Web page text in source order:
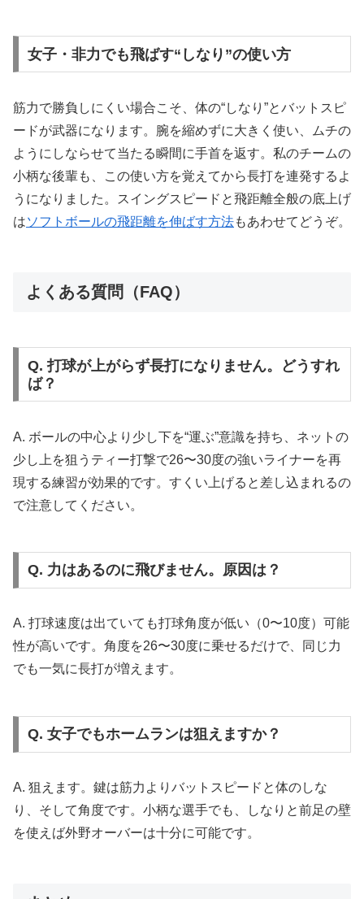
女子・非力でも飛ばす“しなり”の使い方
筋力で勝負しにくい場合こそ、体の“しなり”とバットスピ
ードが武器になります。腕を縮めずに大きく使い、ムチの
ようにしならせて当たる瞬間に手首を返す。私のチームの
小柄な後輩も、この使い方を覚えてから長打を連発するよ
うになりました。スイングスピードと飛距離全般の底上げ
はソフトボールの飛距離を伸ばす方法もあわせてどうぞ。
よくある質問（FAQ）
Q. 打球が上がらず長打になりません。どうすれ
ば？
A. ボールの中心より少し下を“運ぶ”意識を持ち、ネットの
少し上を狙うティー打撃で26〜30度の強いライナーを再
現する練習が効果的です。すくい上げると差し込まれるの
で注意してください。
Q. 力はあるのに飛びません。原因は？
A. 打球速度は出ていても打球角度が低い（0〜10度）可能
性が高いです。角度を26〜30度に乗せるだけで、同じ力
でも一気に長打が増えます。
Q. 女子でもホームランは狙えますか？
A. 狙えます。鍵は筋力よりバットスピードと体のしな
り、そして角度です。小柄な選手でも、しなりと前足の壁
を使えば外野オーバーは十分に可能です。